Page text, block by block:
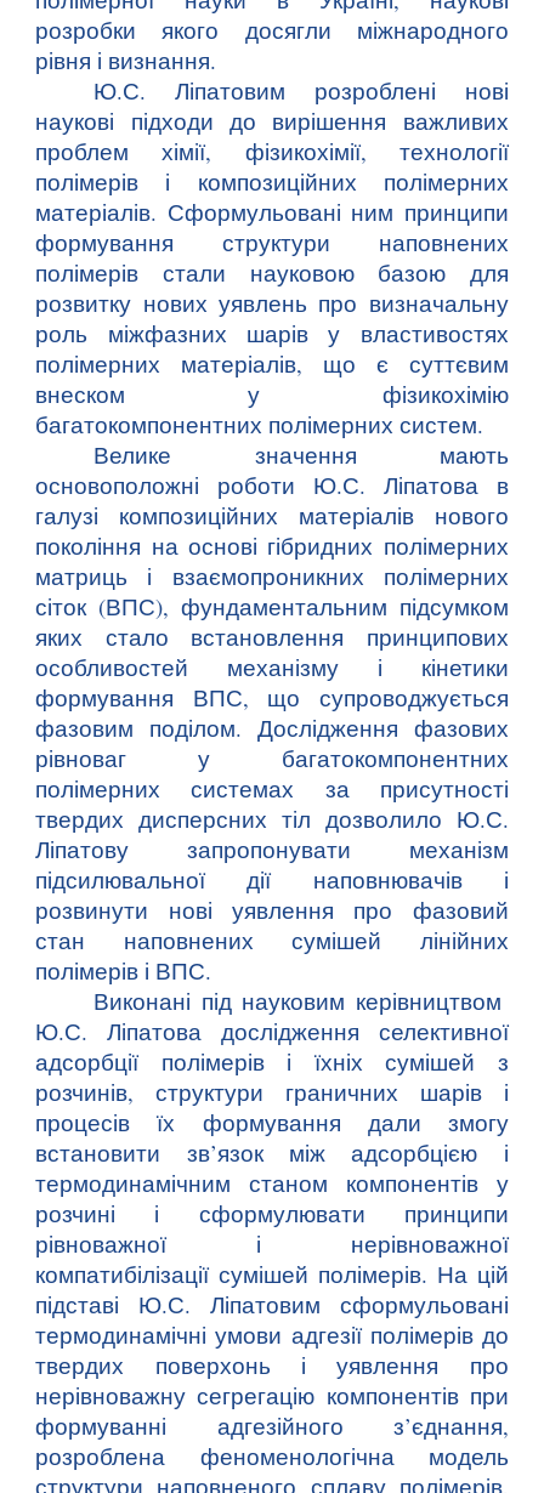
розробки якого досягли міжнародного
рівня і визнання.
Ю.С. Ліпатовим розроблені нові
наукові підходи до вирішення важливих
проблем хімії, фізикохімії, технології
полімерів і композиційних полімерних
матеріалів. Сформульовані ним принципи
формування структури наповнених
полімерів стали науковою базою для
розвитку нових уявлень про визначальну
роль міжфазних шарів у властивостях
полімерних матеріалів, що є суттєвим
внеском у фізикохімію
багатокомпонентних полімерних систем.
Велике значення мають
основоположні роботи Ю.С. Ліпатова в
галузі композиційних матеріалів нового
покоління на основі гібридних полімерних
матриць і взаємопроникних полімерних
сіток (ВПС), фундаментальним підсумком
яких стало встановлення принципових
особливостей механізму і кінетики
формування ВПС, що супроводжується
фазовим поділом. Дослідження фазових
рівноваг у багатокомпонентних
полімерних системах за присутності
твердих дисперсних тіл дозволило Ю.С.
Ліпатову запропонувати механізм
підсилювальної дії наповнювачів і
розвинути нові уявлення про фазовий
стан наповнених сумішей лінійних
полімерів і ВПС.
Виконані під науковим керівництвом
Ю.С. Ліпатова дослідження селективної
адсорбції полімерів і їхніх сумішей з
розчинів, структури граничних шарів і
процесів їх формування дали змогу
встановити зв’язок між адсорбцією і
термодинамічним станом компонентів у
розчині і сформулювати принципи
рівноважної і нерівноважної
компатибілізації сумішей полімерів. На цій
підставі Ю.С. Ліпатовим сформульовані
термодинамічні умови адгезії полімерів до
твердих поверхонь і уявлення про
нерівноважну сегрегацію компонентів при
формуванні адгезійного з’єднання,
розроблена феноменологічна модель
структури наповненого сплаву полімерів,